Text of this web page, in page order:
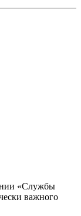
«Службы
важного